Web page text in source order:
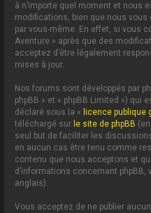
à n’importe quel moment et nous
modifications, bien que nous
par vous-même. En effet, si vous
Aventure » après que des
acceptez d’être légalement
mises à jour.
Nos forums sont développés par
phpBB » et « phpBB Limited »)
déclaré sous la « licence publique
téléchargé sur le site de phpBB
seul but de faciliter les
en aucun cas être tenu comme
contenu que nous acceptons et
d’informations concernant
anglais).
Vous acceptez de ne publier